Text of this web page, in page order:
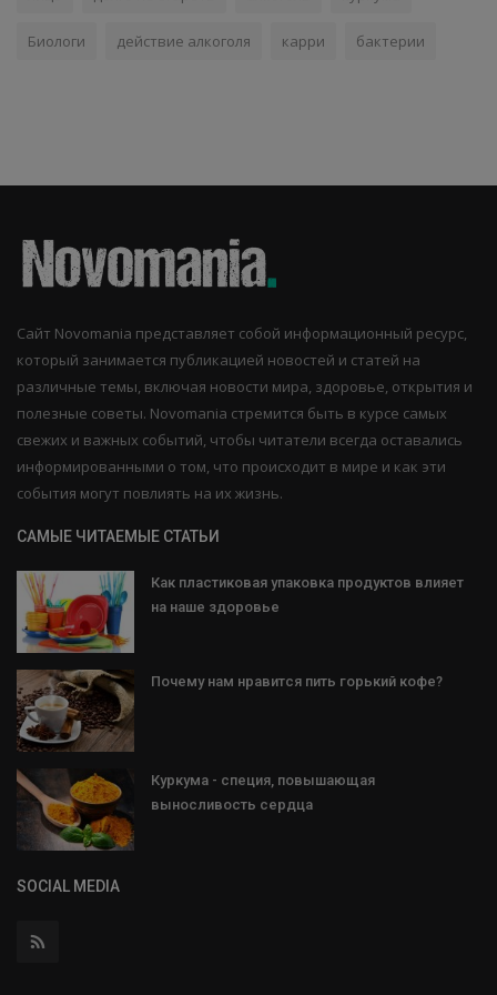
Биологи действие алкоголя карри бактерии
Сайт Novomania представляет собой информационный ресурс,
который занимается публикацией новостей и статей на
различные темы, включая новости мира, здоровье, открытия и
полезные советы. Novomania стремится быть в курсе самых
свежих и важных событий, чтобы читатели всегда оставались
информированными о том, что происходит в мире и как эти
события могут повлиять на их жизнь.
САМЫЕ ЧИТАЕМЫЕ СТАТЬИ
Как пластиковая упаковка продуктов влияет
на наше здоровье
Почему нам нравится пить горький кофе?
Куркума - специя, повышающая
выносливость сердца
SOCIAL MEDIA